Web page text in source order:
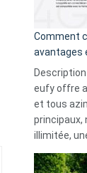
Comment
avantages
eufy offre
et tous
principaux,
illimitée,